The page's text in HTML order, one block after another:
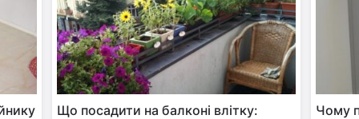
Що посадити на балконі влітку:
Чому